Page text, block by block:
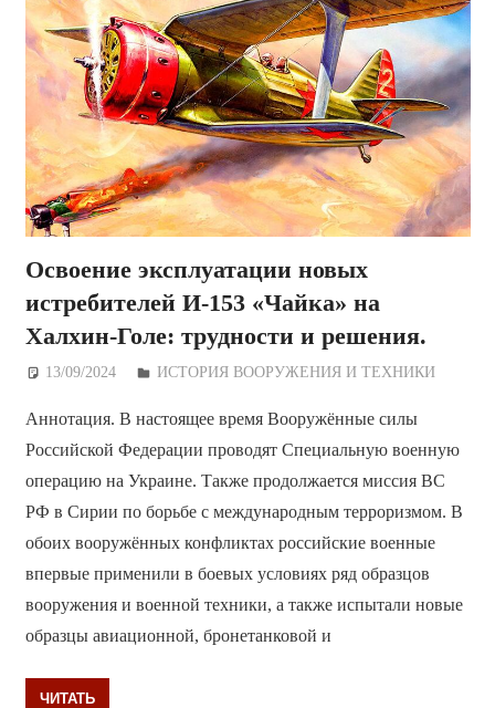
Освоение эксплуатации новых
истребителей И-153 «Чайка» на
Халхин-Голе: трудности и решения.
13/09/2024 Дежурный по Редакции
ИСТОРИЯ ВООРУЖЕНИЯ И ТЕХНИКИ
Аннотация. В настоящее время Вооружённые силы
Российской Федерации проводят Специальную военную
операцию на Украине. Также продолжается миссия ВС
РФ в Сирии по борьбе с международным терроризмом. В
обоих вооружённых конфликтах российские военные
впервые применили в боевых условиях ряд образцов
вооружения и военной техники, а также испытали новые
образцы авиационной, бронетанковой и
ЧИТАТЬ